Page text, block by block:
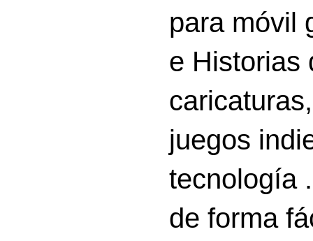
para móvil
e Historias
juegos
tecnología
de forma